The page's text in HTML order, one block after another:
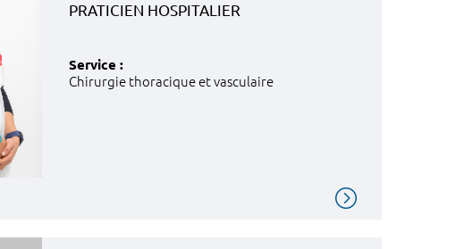
PRATICIEN HOSPITALIER
Service :
Chirurgie thoracique et vasculaire